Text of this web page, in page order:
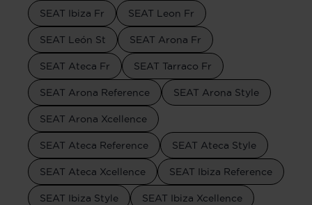
SEAT Ibiza Fr SEAT Leon Fr
SEAT León St SEAT Arona Fr
SEAT Ateca Fr SEAT Tarraco Fr
SEAT Arona Reference SEAT Arona Style
SEAT Arona Xcellence
SEAT Ateca Reference SEAT Ateca Style
SEAT Ateca Xcellence SEAT Ibiza Reference
SEAT Ibiza Style SEAT Ibiza Xcellence